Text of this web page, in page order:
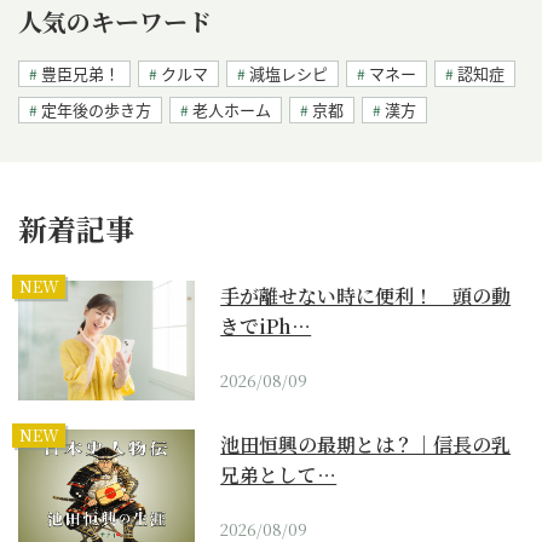
人気のキーワード
豊臣兄弟！ クルマ 減塩レシピ マネー
認知症
定年後の歩き方
老人ホーム 京都 漢方
新着記事
NEW
手が離せない時に便利！ 頭の動
きでiPh…
2026/08/09
NEW
池田恒興の最期とは？｜信長の乳
兄弟として…
2026/08/09